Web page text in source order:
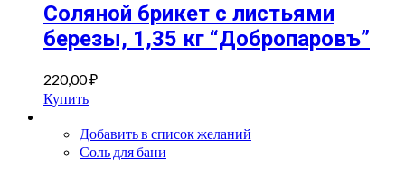
Соляной брикет с листьями
березы, 1,35 кг “Добропаровъ”
220,00₽
Купить
Добавить в список желаний
Соль для бани